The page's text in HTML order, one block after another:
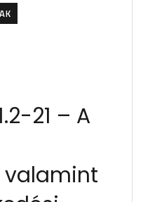
21 – A
valamint